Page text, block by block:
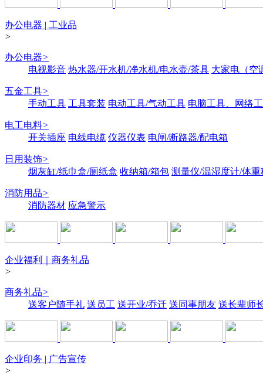
办公电器 | 工业品
>
办公电器>
电视影音 热水器/开水机/净水机/电水壶/茶具 大家电（空
五金工具>
手动工具 工具套装 电动工具/气动工具 电脑工具、网络
电工电料>
开关插座 电线电缆 仪器仪表 电闸/断路器/配电箱
日用装饰>
烟灰缸/纸巾盒/厕纸盒 收纳箱/箱包 测量仪/温湿度计/体重
消防用品>
消防器材 应急警示
企业福利｜商务礼品
>
商务礼品>
送客户随手礼 送员工 送开业/乔迁 送同事朋友 送长辈师
企业印务 | 广告宣传
>